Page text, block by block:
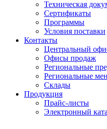
Техническая
Сертификаты
Программы
Условия поставки
Контакты
Центральный
Офисы продаж
Региональные
Региональные
Склады
Продукция
Прайс-листы
Электронный